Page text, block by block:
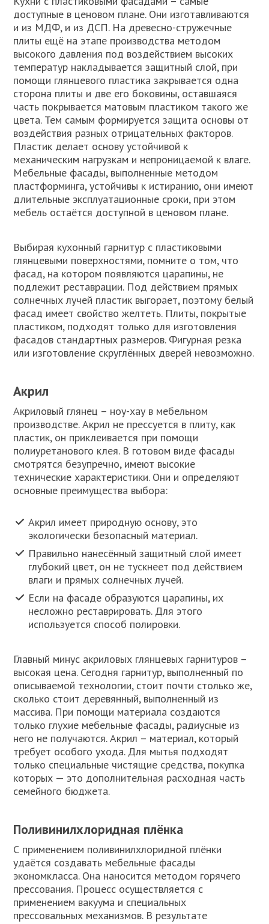
доступные в ценовом плане. Они изготавливаются
и из МДФ, и из ДСП. На древесно-стружечные
плиты ещё на этапе производства методом
высокого давления под воздействием высоких
температур накладывается защитный слой, при
помощи глянцевого пластика закрывается одна
сторона плиты и две его боковины, оставшаяся
часть покрывается матовым пластиком такого же
цвета. Тем самым формируется защита основы от
воздействия разных отрицательных факторов.
Пластик делает основу устойчивой к
механическим нагрузкам и непроницаемой к влаге.
Мебельные фасады, выполненные методом
пластформинга, устойчивы к истиранию, они имеют
длительные эксплуатационные сроки, при этом
мебель остаётся доступной в ценовом плане.
Выбирая кухонный гарнитур с пластиковыми
глянцевыми поверхностями, помните о том, что
фасад, на котором появляются царапины, не
подлежит реставрации. Под действием прямых
солнечных лучей пластик выгорает, поэтому белый
фасад имеет свойство желтеть. Плиты, покрытые
пластиком, подходят только для изготовления
фасадов стандартных размеров. Фигурная резка
или изготовление скруглённых дверей невозможно.
Акрил
Акриловый глянец – ноу-хау в мебельном
производстве. Акрил не прессуется в плиту, как
пластик, он приклеивается при помощи
полиуретанового клея. В готовом виде фасады
смотрятся безупречно, имеют высокие
технические характеристики. Они и определяют
основные преимущества выбора:
Акрил имеет природную основу, это
экологически безопасный материал.
Правильно нанесённый защитный слой имеет
глубокий цвет, он не тускнеет под действием
влаги и прямых солнечных лучей.
Если на фасаде образуются царапины, их
несложно реставрировать. Для этого
используется способ полировки.
Главный минус акриловых глянцевых гарнитуров –
высокая цена. Сегодня гарнитур, выполненный по
описываемой технологии, стоит почти столько же,
сколько стоит деревянный, выполненный из
массива. При помощи материала создаются
только глухие мебельные фасады, радиусные из
него не получаются. Акрил – материал, который
требует особого ухода. Для мытья подходят
только специальные чистящие средства, покупка
которых — это дополнительная расходная часть
семейного бюджета.
Поливинилхлоридная плёнка
С применением поливинилхлоридной плёнки
удаётся создавать мебельные фасады
экономкласса. Она наносится методом горячего
прессования. Процесс осуществляется с
применением вакуума и специальных
прессовальных механизмов. В результате